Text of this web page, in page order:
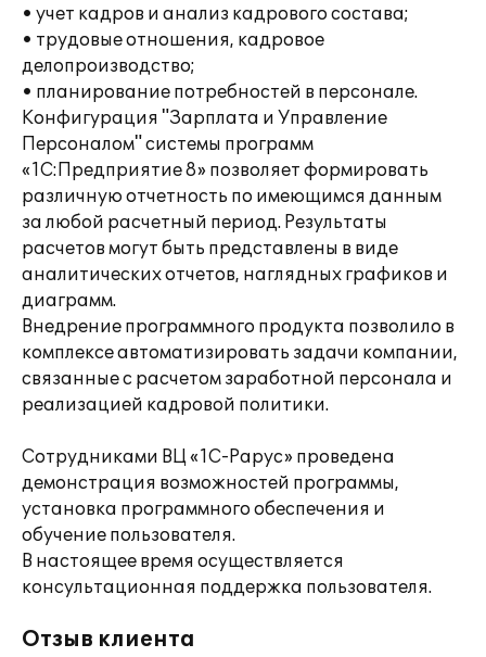
• учет кадров и анализ кадрового состава;
• трудовые отношения, кадровое
делопроизводство;
• планирование потребностей в персонале.
Конфигурация "Зарплата и Управление
Персоналом" системы программ
«1С:Предприятие 8» позволяет формировать
различную отчетность по имеющимся данным
за любой расчетный период. Результаты
расчетов могут быть представлены в виде
аналитических отчетов, наглядных графиков и
диаграмм.
Внедрение программного продукта позволило в
комплексе автоматизировать задачи компании,
связанные с расчетом заработной персонала и
реализацией кадровой политики.
Сотрудниками ВЦ «1С-Рарус» проведена
демонстрация возможностей программы,
установка программного обеспечения и
обучение пользователя.
В настоящее время осуществляется
консультационная поддержка пользователя.
Отзыв клиента